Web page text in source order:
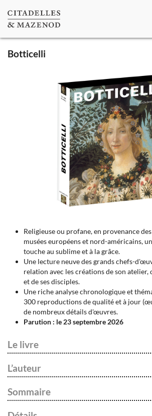
Botticelli
Religieuse ou profane, en provenance
musées européens et nord-américains,
touche au sublime et à la grâce.
Une lecture neuve des grands chefs-
relation avec les créations de son atelier,
et de ses disciples.
Une riche analyse chronologique et
300 reproductions de qualité et à jour
de nombreux détails d'œuvres.
Parution : le 23 septembre 2026
Le livre
L’auteur
Sommaire